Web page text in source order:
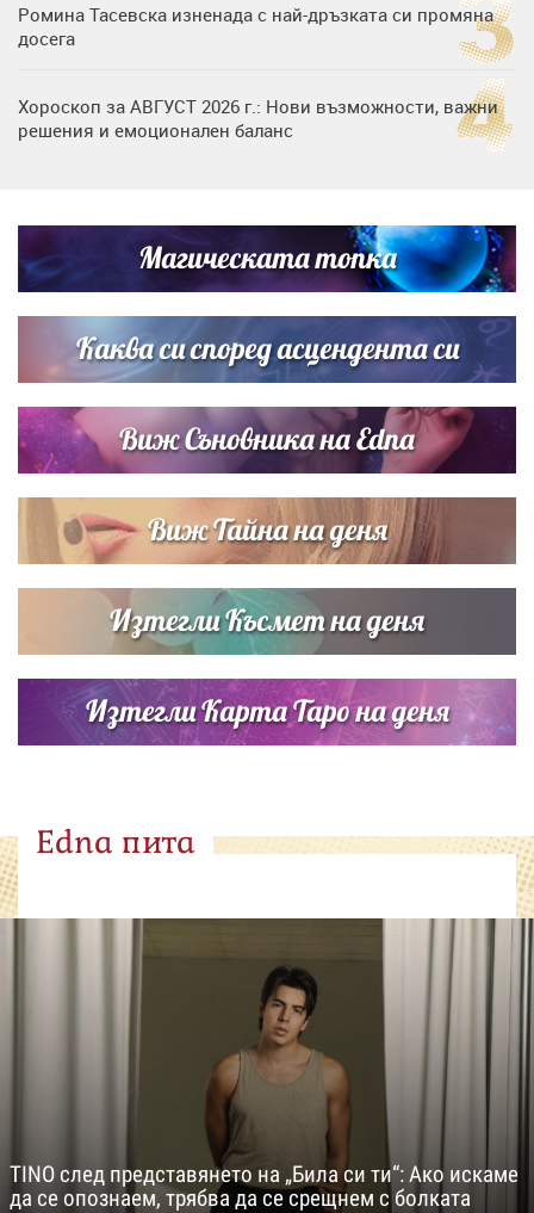
Ромина Тасевска изненада с най-дръзката си промяна
досега
Хороскоп за АВГУСТ 2026 г.: Нови възможности, важни
решения и емоционален баланс
си деца на семейна морска приказка
Звездна ваканция в Майорка: Дженифър Анистън,
Кортни Кокс и Джим Къртис заедно на яхта
Магическата топка
Каква си според асцендента си
Виж Съновника на Edna
Виж Тайна на деня
Изтегли Късмет на деня
Изтегли Карта Таро на деня
Edna пита
TINO след представянето на „Била си ти“: Ако искаме
да се опознаем, трябва да се срещнем с болката